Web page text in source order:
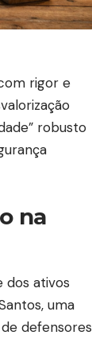
rigor e
robusto
na
dos ativos
uma
defensores